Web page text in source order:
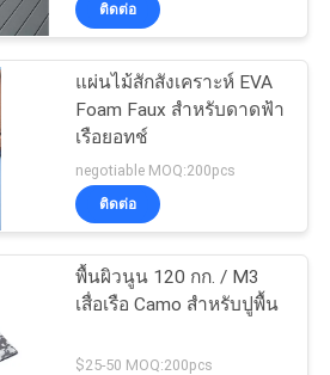
EVA Marine
18
ก EVA
18
ติดต่อ
แผ่นไม้สักสังเคราะห์ EVA
Foam Faux สำหรับดาดฟ้า
เรือยอทช์
negotiable MOQ:200pcs
ติดต่อ
พื้นผิวนูน 120 กก. / M3
เสื่อเรือ Camo สำหรับปูพื้น
$25-50 MOQ:200pcs